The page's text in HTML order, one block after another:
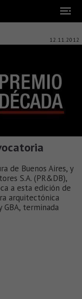
12.11.2012
de Buenos Aires, y
S.A. (PR&DB),
a esta edición de
arquitectónica
GBA, terminada